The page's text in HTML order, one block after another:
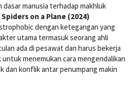
manusia terhadap makhluk
Spiders on a Plane (2024)
dengan ketegangan yang
utama termasuk seorang ahli
ada di pesawat dan harus bekerja
menemukan cara mengendalikan
dan konflik antar penumpang makin